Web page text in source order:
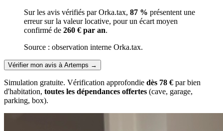
Sur les avis vérifiés par Orka.tax, 87 % présentent une
erreur sur la valeur locative, pour un écart moyen
confirmé de 260 € par an.
Source : observation interne Orka.tax.
Vérifier mon avis à Artemps →
Simulation gratuite. Vérification approfondie dès 78 € par bien
d'habitation, toutes les dépendances offertes (cave, garage,
parking, box).